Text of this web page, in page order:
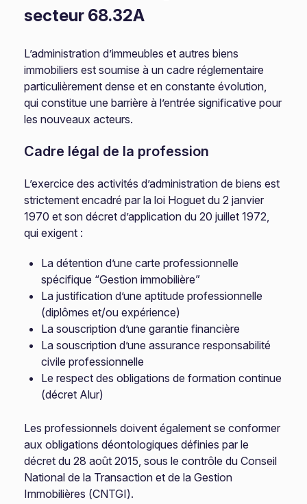
secteur 68.32A
L’administration d’immeubles et autres biens
immobiliers est soumise à un cadre réglementaire
particulièrement dense et en constante évolution,
qui constitue une barrière à l’entrée significative pour
les nouveaux acteurs.
Cadre légal de la profession
L’exercice des activités d’administration de biens est
strictement encadré par la loi Hoguet du 2 janvier
1970 et son décret d’application du 20 juillet 1972,
qui exigent :
La détention d’une carte professionnelle
spécifique “Gestion immobilière”
La justification d’une aptitude professionnelle
(diplômes et/ou expérience)
La souscription d’une garantie financière
La souscription d’une assurance responsabilité
civile professionnelle
Le respect des obligations de formation continue
(décret Alur)
Les professionnels doivent également se conformer
aux obligations déontologiques définies par le
décret du 28 août 2015, sous le contrôle du Conseil
National de la Transaction et de la Gestion
Immobilières (CNTGI).